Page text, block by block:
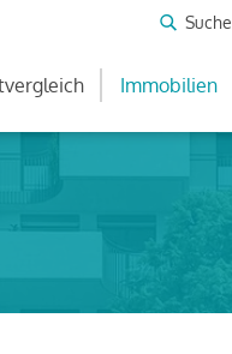
Suche
Immobilien